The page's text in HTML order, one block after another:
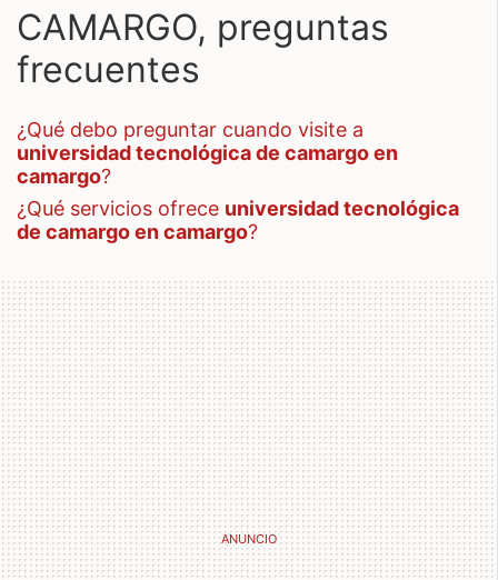
CAMARGO, preguntas
frecuentes
¿qué debo preguntar cuando visite a
universidad tecnológica de camargo en
camargo?
¿qué servicios ofrece universidad tecnológica
de camargo en camargo?